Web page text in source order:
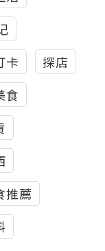
卡
探店
食
推薦